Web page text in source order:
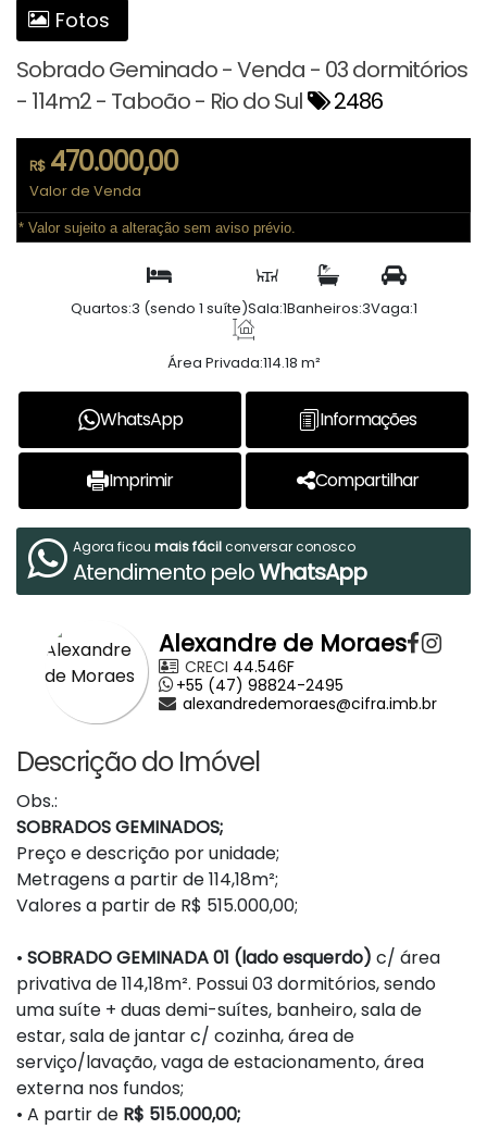
Fotos
Sobrado Geminado - Venda - 03 dormitórios
- 114m2 - Taboão - Rio do Sul
2486
R$470.000,00
Valor de Venda
* Valor sujeito a alteração sem aviso prévio.
Quartos:3 (sendo 1 suíte)Sala:1Banheiros:3Vaga:1
Área Privada:114.18 m²
WhatsApp Informações
Imprimir Compartilhar
Agora ficou mais fácilconversar conosco
Atendimento peloWhatsApp
Alexandre de Moraes
CRECI 44.546F
+55 (47) 98824-2495
alexandredemoraes@cifra.imb.br
Descrição do Imóvel
Obs.:
SOBRADOS GEMINADOS;
Preço e descrição por unidade;
Metragens a partir de 114,18m²;
Valores a partir de R$ 515.000,00;
• SOBRADO GEMINADA 01 (lado esquerdo) c/ área
privativa de 114,18m². Possui 03 dormitórios, sendo
uma suíte + duas demi-suítes, banheiro, sala de
estar, sala de jantar c/ cozinha, área de
serviço/lavação, vaga de estacionamento, área
externa nos fundos;
• A partir de R$ 515.000,00;